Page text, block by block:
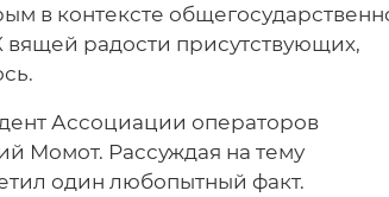
в контексте
радости присутствующих,
Ассоциации операторов
Момот. Рассуждая на тему
один любопытный факт.